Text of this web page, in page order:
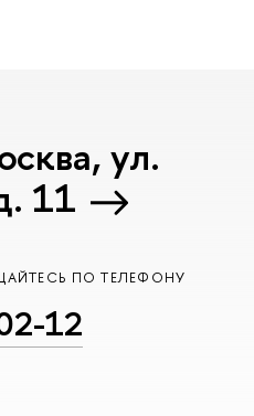
ул.
11
ПО ТЕЛЕФОНУ
12